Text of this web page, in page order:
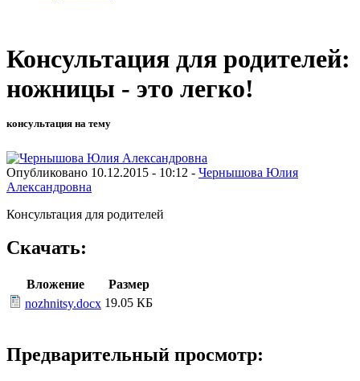
Консультация для родителей:
ножницы - это легко!
консультация на тему
Опубликовано 10.12.2015 - 10:12 - Чернышова Юлия
Александровна
Консультация для родителей
Скачать:
Вложение
Размер
nozhnitsy.docx 19.05 КБ
Предварительный просмотр: